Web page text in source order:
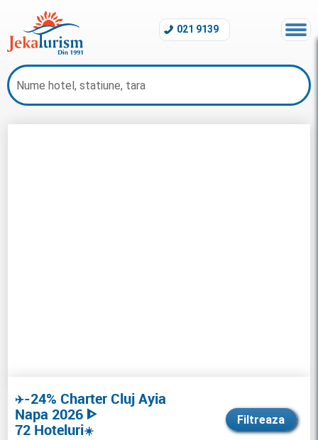
021 9139
✈️-24% Charter Cluj Ayia
Napa 2026 ᐈ
72 Hoteluri☀️
Filtreaza